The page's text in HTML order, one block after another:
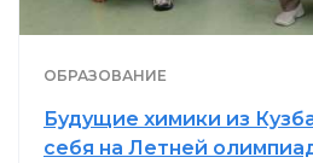
ОБРАЗОВАНИЕ
Будущие химики из
себя на Летней